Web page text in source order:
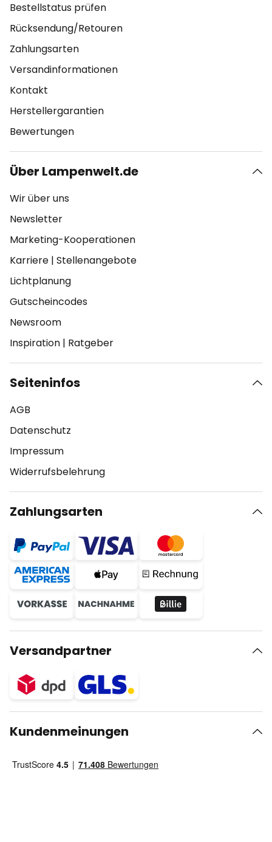
Bestellstatus prüfen
Rücksendung/Retouren
Zahlungsarten
Versandinformationen
Kontakt
Herstellergarantien
Bewertungen
Über Lampenwelt.de
Wir über uns
Newsletter
Marketing-Kooperationen
Karriere | Stellenangebote
Lichtplanung
Gutscheincodes
Newsroom
Inspiration | Ratgeber
Seiteninfos
AGB
Datenschutz
Impressum
Widerrufsbelehrung
Zahlungsarten
Versandpartner
Kundenmeinungen